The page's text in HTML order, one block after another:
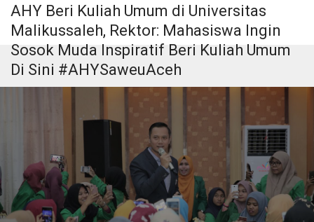
AHY Beri Kuliah Umum di Universitas
Malikussaleh, Rektor: Mahasiswa Ingin
Sosok Muda Inspiratif Beri Kuliah Umum
Di Sini #AHYSaweuAceh